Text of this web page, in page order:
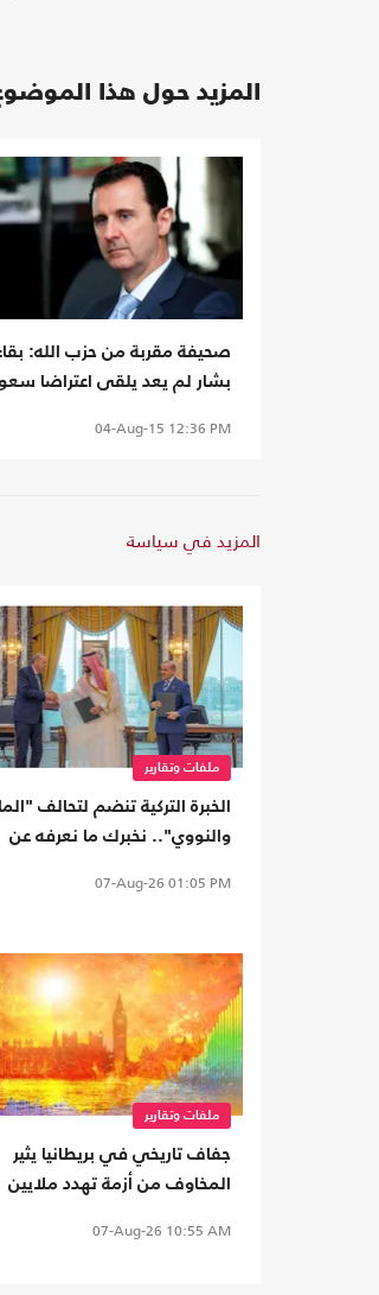
المزيد حول هذا
صحيفة مقربة من حزب الله:
بشار لم يعد يلقى اعتراضا
04-Aug-15 12:36 PM
المزيد في سياسة
ملفات وتقارير
الخبرة التركية تنضم لتحالف
والنووي".. نخبرك ما نعرفه عن
07-Aug-26 01:05 PM
ملفات وتقارير
جفاف تاريخي في بريطانيا يثير
المخاوف من أزمة تهدد ملايين
07-Aug-26 10:55 AM